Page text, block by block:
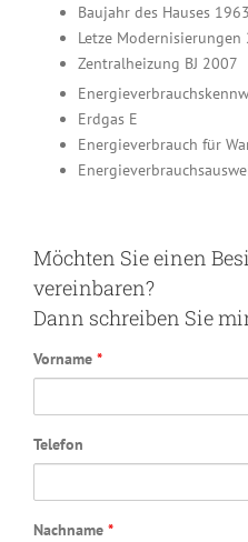
Baujahr des Hauses 1963
Letze
Zentralheizung BJ 2007
Erdgas E
Energieverbrauch für
Möchten Sie einen
vereinbaren?
Dann schreiben Sie
Vorname *
Telefon
Nachname *